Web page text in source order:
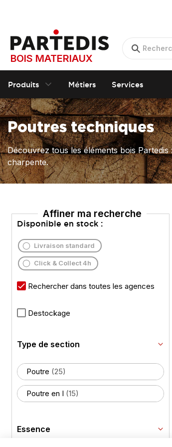
BOIS MATERIAUX
Produits Métiers Services
Poutres techniques
Découvrez tous les éléments bois
charpente.
Affiner ma recherche
Disponible en stock :
Livraison standard
Click & Collect 4h
Rechercher dans toutes les agences
Destockage
Type de section
Poutre (25)
Poutre en I (15)
Essence